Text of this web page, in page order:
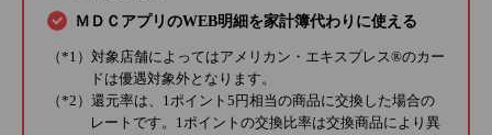
ＭＤＣアプリのWEB明細を家計簿代わりに使える
（*1）対象店舗によってはアメリカン・エキスプレス®のカー
ドは優遇対象外となります。
（*2）還元率は、1ポイント5円相当の商品に交換した場合の
レートです。1ポイントの交換比率は交換商品により異